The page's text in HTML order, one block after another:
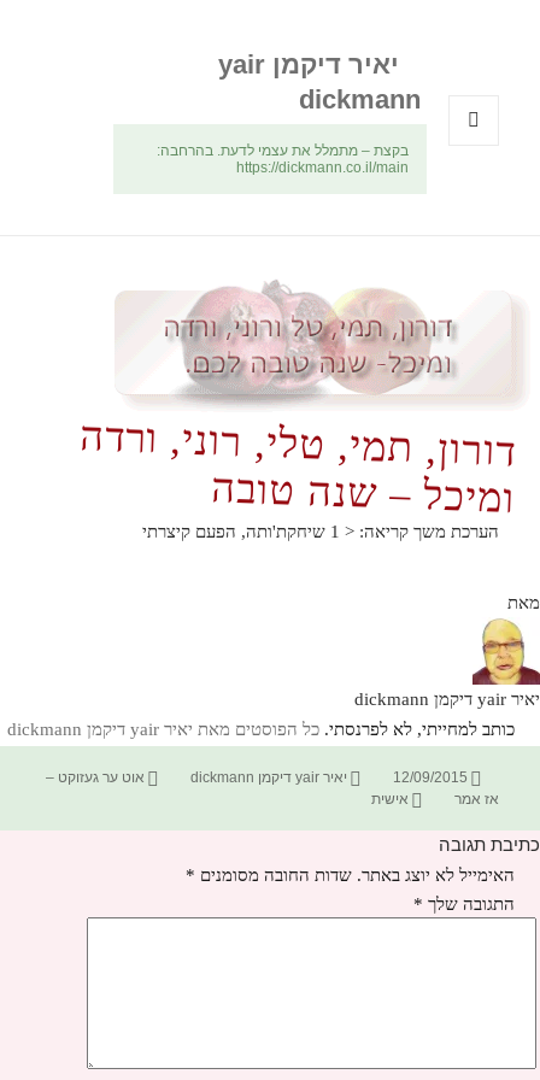
יאיר דיקמן yair
dickmann
בקצת – מתמלל את עצמי לדעת. בהרחבה:
https://dickmann.co.il/main
דורון, תמי, טלי, רוני, ורדה
ומיכל – שנה טובה
הערכת משך קריאה: < 1 שיחקת'ותה, הפעם קיצרתי
מאת
יאיר yair דיקמן dickmann
כותב למחייתי, לא לפרנסתי. כל הפוסטים מאת יאיר yair דיקמן dickmann‏
פורסם
בתאריך
12/09/2015 מחבר
יאיר yair דיקמן dickmann קטגוריות
אוט ער געזוקט –
אז אמר
תגיות
אישית
כתיבת תגובה
האימייל לא יוצג באתר. שדות החובה מסומנים *
התגובה שלך *